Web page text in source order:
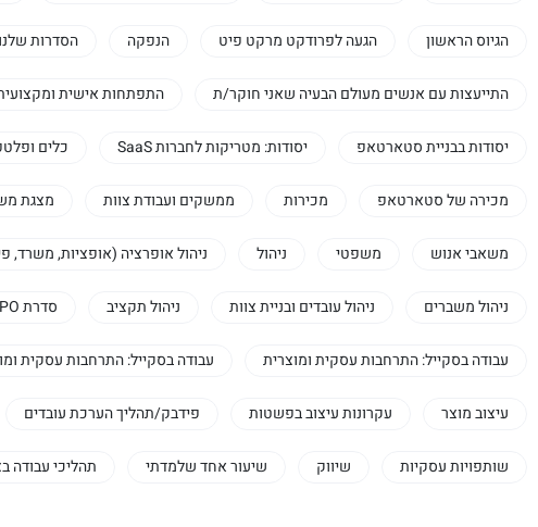
הגיוס הראשון הגעה לפרודקט מרקט פיט הנפקה הסדרות
התייעצות עם אנשים מעולם הבעיה שאני חוקר/ת התפתחות אישית
יסודות בבניית סטארטאפ יסודות: מטריקות לחברות SaaS כלים
מכירה של סטארטאפ מכירות ממשקים ועבודת צוות מצגת
משאבי אנוש משפטי ניהול ניהול אופרציה (אופציות, משרד,
ניהול משברים ניהול עובדים ובניית צוות ניהול תקציב סדרת IPO
עבודה בסקייל: התרחבות עסקית ומוצרית עבודה בסקייל: התרחבות עסקית
עיצוב מוצר עקרונות עיצוב בפשטות פידבק/תהליך הערכת עובדים
שותפויות עסקיות שיווק שיעור אחד שלמדתי תהליכי עבודה